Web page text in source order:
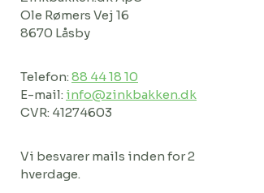
Ole Rømers Vej 16
8670 Låsby
Telefon: 88 44 18 10
E-mail: info@zinkbakken.dk
CVR: 41274603
Vi besvarer mails inden for 2
hverdage.